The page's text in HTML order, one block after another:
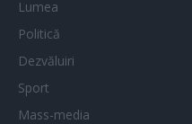
Lumea
Politică
Dezvăluiri
Sport
Mass-media